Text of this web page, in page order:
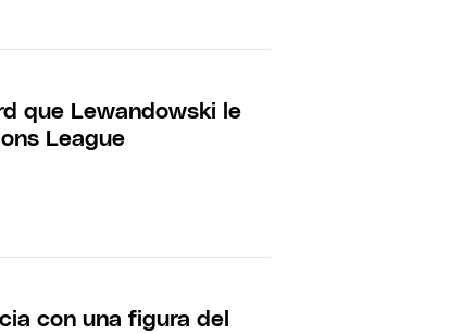
que Lewandowski le
League
con una figura del